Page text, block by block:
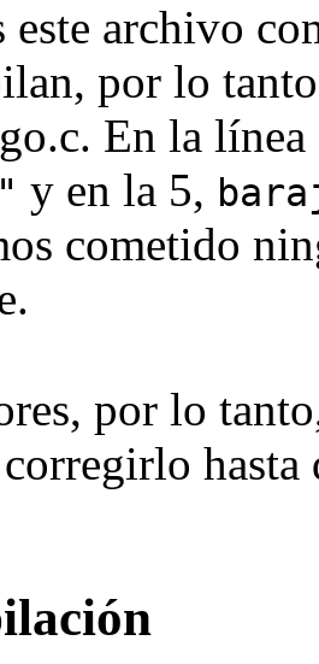
este archivo
por lo
En la
y en la 5,
cometido
por lo
hasta